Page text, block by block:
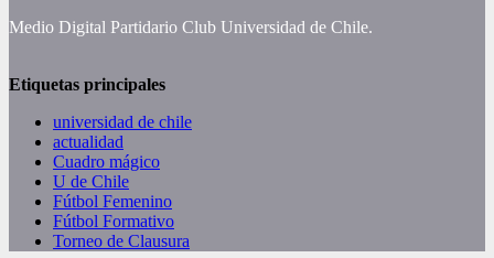
Medio Digital Partidario Club Universidad de Chile.
Etiquetas principales
universidad de chile
actualidad
Cuadro mágico
U de Chile
Fútbol Femenino
Fútbol Formativo
Torneo de Clausura